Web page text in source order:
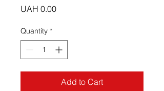
UAH 0.00Price
Quantity *
Add to Cart